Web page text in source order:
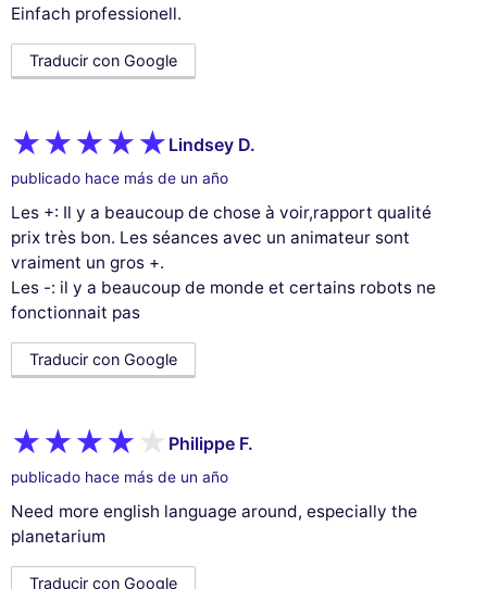
Einfach professionell.
Traducir con Google
Lindsey D.
publicado hace más de un año
Les +: Il y a beaucoup de chose à voir,rapport qualité
prix très bon. Les séances avec un animateur sont
vraiment un gros +.
Les -: il y a beaucoup de monde et certains robots ne
fonctionnait pas
Traducir con Google
Philippe F.
publicado hace más de un año
Need more english language around, especially the
planetarium
Traducir con Google